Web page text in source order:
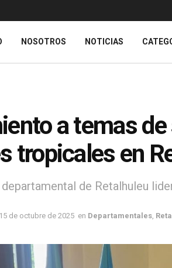
NOSOTROS NOTICIAS
a temas
tropicales en
de Retalhuleu
15 de octubre de 2025 en Departamentales